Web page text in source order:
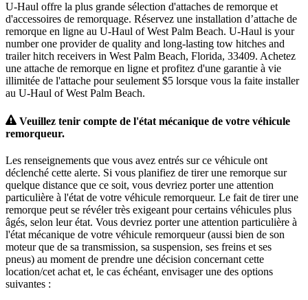
U-Haul offre la plus grande sélection d'attaches de remorque et
d'accessoires de remorquage. Réservez une installation d’attache de
remorque en ligne au U-Haul of West Palm Beach. U-Haul is your
number one provider de quality and long-lasting tow hitches and
trailer hitch receivers in West Palm Beach, Florida, 33409. Achetez
une attache de remorque en ligne et profitez d'une garantie à vie
illimitée de l'attache pour seulement $5 lorsque vous la faite installer
au U-Haul of West Palm Beach.
Veuillez tenir compte de l'état mécanique de votre véhicule
remorqueur.
Les renseignements que vous avez entrés sur ce véhicule ont
déclenché cette alerte. Si vous planifiez de tirer une remorque sur
quelque distance que ce soit, vous devriez porter une attention
particulière à l'état de votre véhicule remorqueur. Le fait de tirer une
remorque peut se révéler très exigeant pour certains véhicules plus
âgés, selon leur état. Vous devriez porter une attention particulière à
l'état mécanique de votre véhicule remorqueur (aussi bien de son
moteur que de sa transmission, sa suspension, ses freins et ses
pneus) au moment de prendre une décision concernant cette
location/cet achat et, le cas échéant, envisager une des options
suivantes :